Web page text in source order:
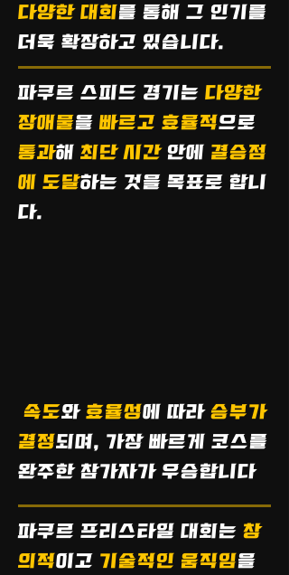
다양한 대회를 통해 그 인기를
더욱 확장하고 있습니다.
파쿠르 스피드 경기는 다양한
장애물을빠르고 효율적으로
통과해 최단 시간안에 결승점
에 도달하는 것을 목표로 합니
다.
속도와효율성에 따라승부가
결정되며, 가장 빠르게 코스를
완주한 참가자가 우승합니다
파쿠르 프리스타일 대회는 창
의적이고 기술적인 움직임을